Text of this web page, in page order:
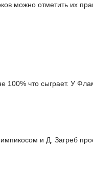
можно отметить их
100% что сыграет. У
и Д. Загреб